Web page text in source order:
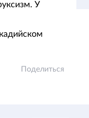
У
Поделиться